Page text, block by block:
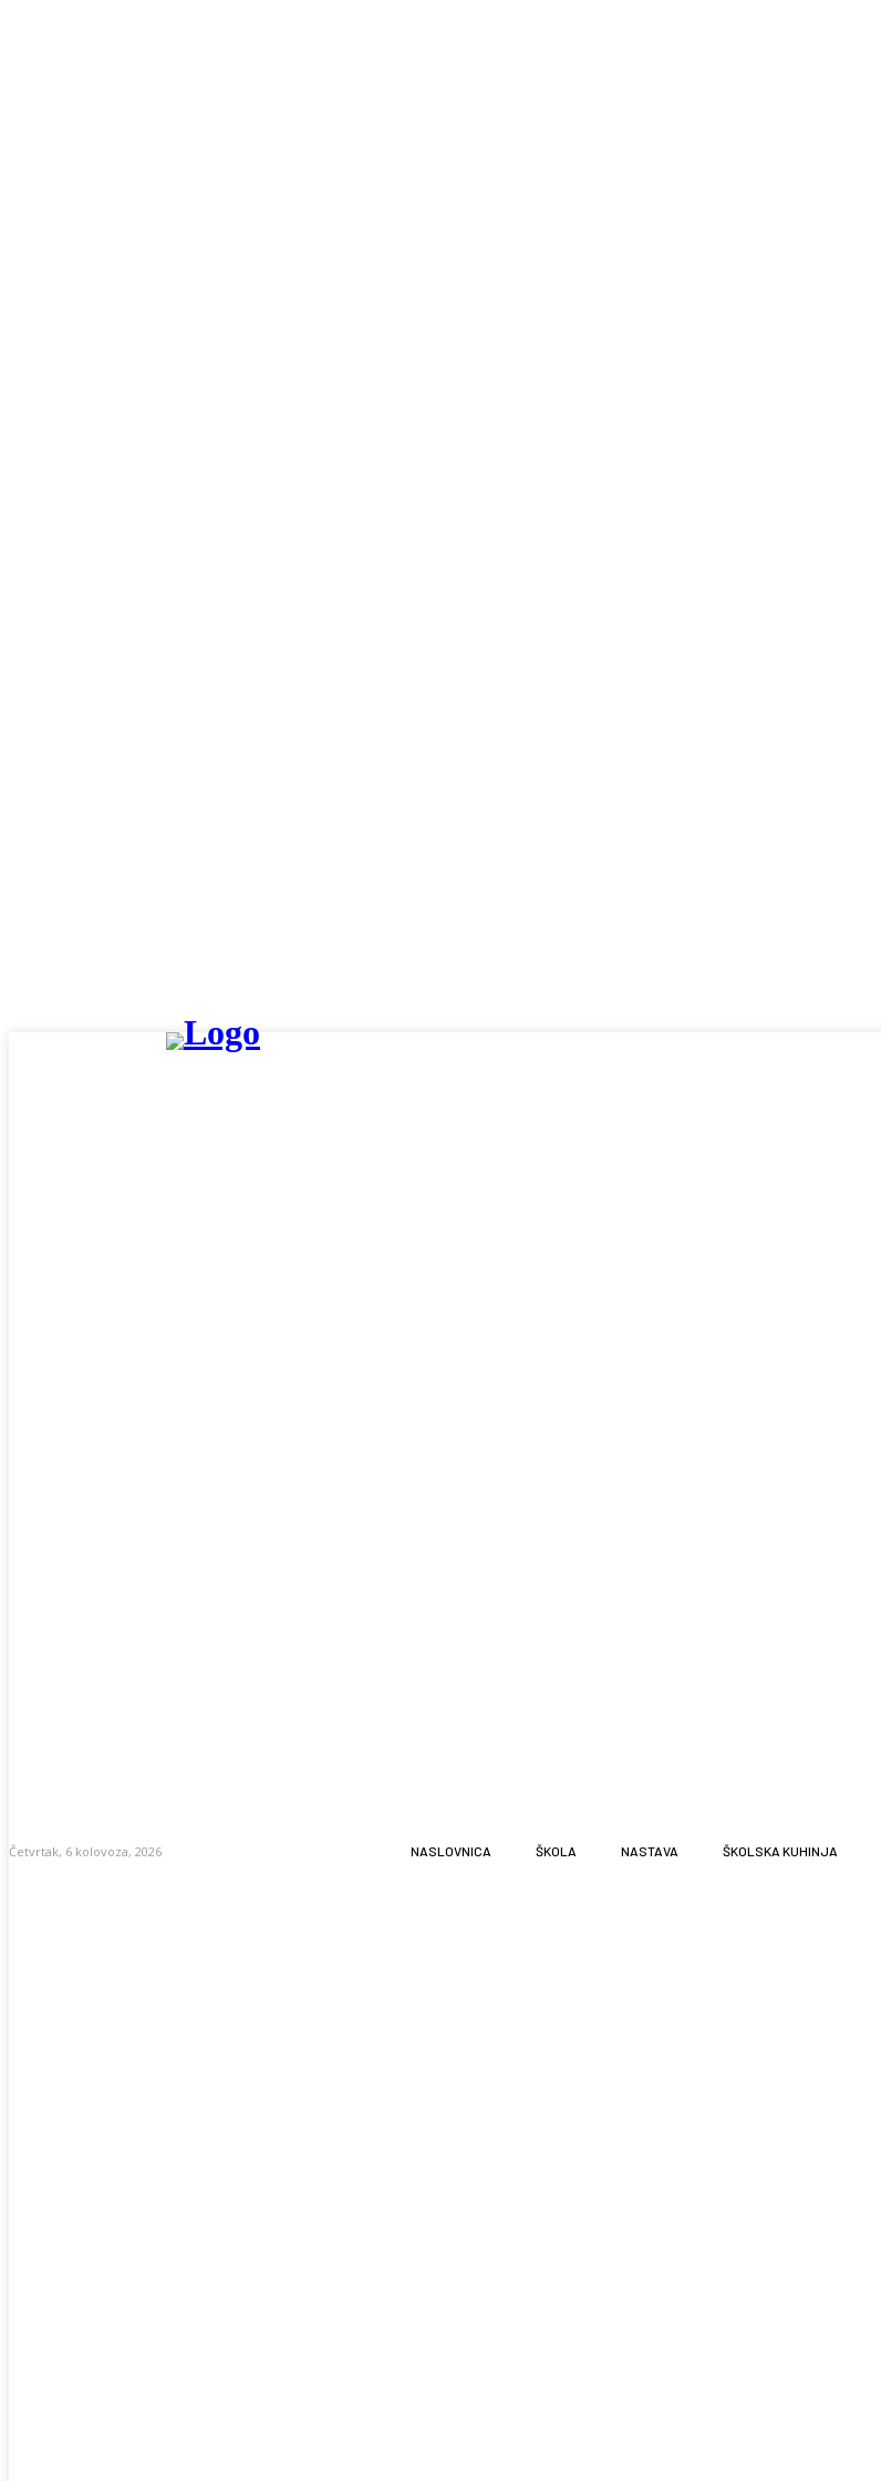
Četvrtak, 6 kolovoza, 2026 NASLOVNICA ŠKOLA NASTAVA ŠKOLSKA KUHINJA